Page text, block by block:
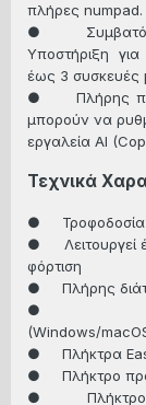
πλήρες numpad.
●
Υποστήριξη
έως 3 συσκευές
● Πλήρης
μπορούν να
εργαλεία AI
Τεχνικά
● Τροφοδοσία
● Λειτουργεί
φόρτιση
● Πλήρης
●
(Windows/
● Πλήκτρα
● Πλήκτρο
● Πλήκτρο AI